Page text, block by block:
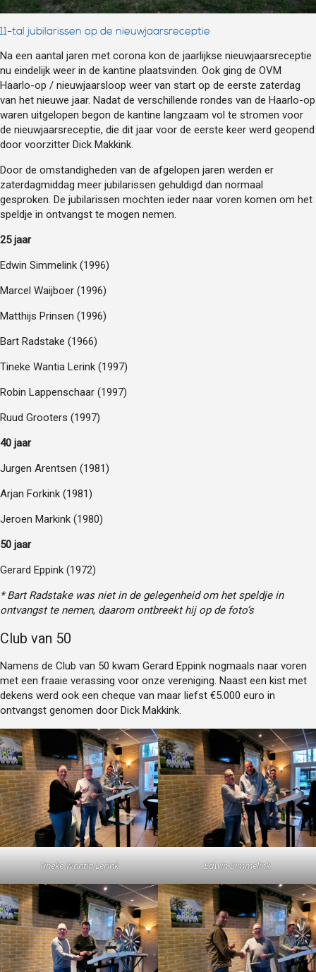
11-tal jubilarissen op de nieuwjaarsreceptie
Na een aantal jaren met corona kon de jaarlijkse nieuwjaarsreceptie
nu eindelijk weer in de kantine plaatsvinden. Ook ging de OVM
Haarlo-op / nieuwjaarsloop weer van start op de eerste zaterdag
van het nieuwe jaar. Nadat de verschillende rondes van de Haarlo-op
waren uitgelopen begon de kantine langzaam vol te stromen voor
de nieuwjaarsreceptie, die dit jaar voor de eerste keer werd geopend
door voorzitter Dick Makkink.
Door de omstandigheden van de afgelopen jaren werden er
zaterdagmiddag meer jubilarissen gehuldigd dan normaal
gesproken. De jubilarissen mochten ieder naar voren komen om het
speldje in ontvangst te mogen nemen.
25 jaar
Edwin Simmelink (1996)
Marcel Waijboer (1996)
Matthijs Prinsen (1996)
Bart Radstake (1966)
Tineke Wantia Lerink (1997)
Robin Lappenschaar (1997)
Ruud Grooters (1997)
40 jaar
Jurgen Arentsen (1981)
Arjan Forkink (1981)
Jeroen Markink (1980)
50 jaar
Gerard Eppink (1972)
* Bart Radstake was niet in de gelegenheid om het speldje in
ontvangst te nemen, daarom ontbreekt hij op de foto’s
Club van 50
Namens de Club van 50 kwam Gerard Eppink nogmaals naar voren
met een fraaie verassing voor onze vereniging. Naast een kist met
dekens werd ook een cheque van maar liefst €5.000 euro in
ontvangst genomen door Dick Makkink.
Tineke Wantia Lerink Edwin Simmelink